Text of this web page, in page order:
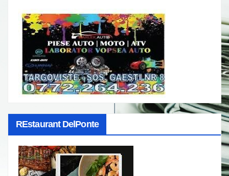
REstaurant DelPonte